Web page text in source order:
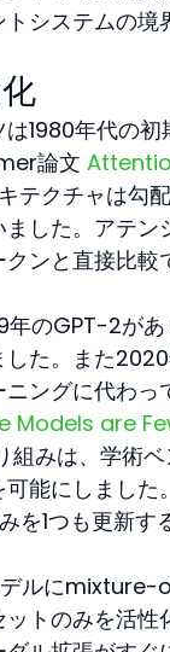
システムの
1980年代の初
論文
テクチャは勾
した。アテン
ンと直接比
年のGPT-2が
た。また
ングに代わ
Models are
みは、学術
能にしまし
を1つも更新
ルにmixture-
トのみを活